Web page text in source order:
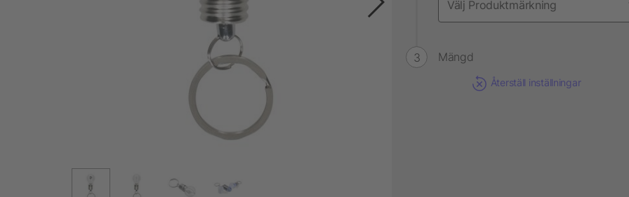
Mängd
Återställ inställningar